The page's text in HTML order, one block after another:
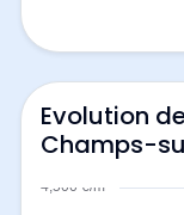
Evolution
Champs-